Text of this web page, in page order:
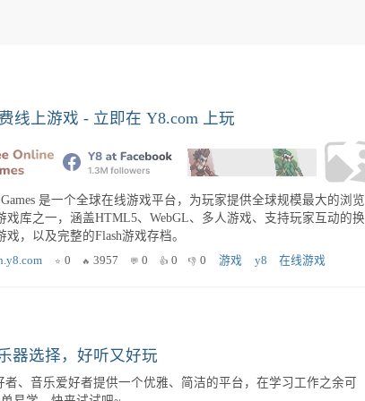
线上游戏 - 立即在 Y8.com 上玩
是一个全球在线游戏平台，为玩家提供全球规模最大的浏览
戏库之一，涵盖HTML5、WebGL、多人游戏、支持玩家互动的换
戏，以及完整的Flash游戏存档。
0 3957 0 0 0 游戏 y8 在线游戏
器选择，好听又好玩
、音乐爱好者提供一个优雅、简洁的平台，在学习工作之余可